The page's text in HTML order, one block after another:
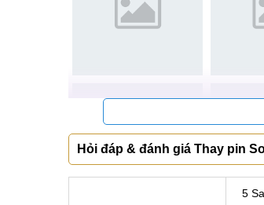
chọn.
Quý khách được kiểm tra
Quan trọng nhất quý khách
lượng như tại MobileCity.
Ngoài ra khi sửa chữa tại
giảm giá 50K, miễn phí 1
>>>Xem thêm tại đây những điều
Hỏi đáp & đánh giá Thay pin
5